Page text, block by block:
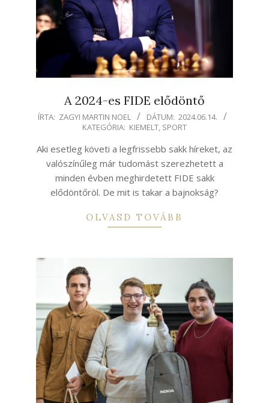
A 2024-es FIDE elődöntő
2024-
14
ÍRTA: ZAGYI MARTIN NOEL DÁTUM: 2024.06.14.
KATEGÓRIA: KIEMELT, SPORT
Aki esetleg követi a legfrissebb sakk híreket, az
valószínűleg már tudomást szerezhetett a
minden évben meghirdetett FIDE sakk
elődöntőröl. De mit is takar a bajnokság?
OLVASD TOVÁBB